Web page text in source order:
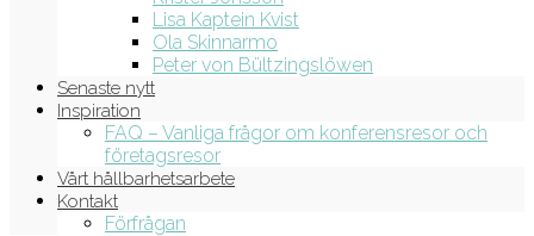
Lisa Kaptein Kvist
Ola Skinnarmo
Peter von Bültzingslöwen
Senaste nytt
Inspiration
FAQ – Vanliga frågor om konferensresor och
företagsresor
Vårt hållbarhetsarbete
Kontakt
Förfrågan